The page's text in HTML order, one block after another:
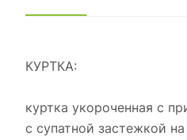
КУРТКА:
куртка укороченная с
с супатной застежкой